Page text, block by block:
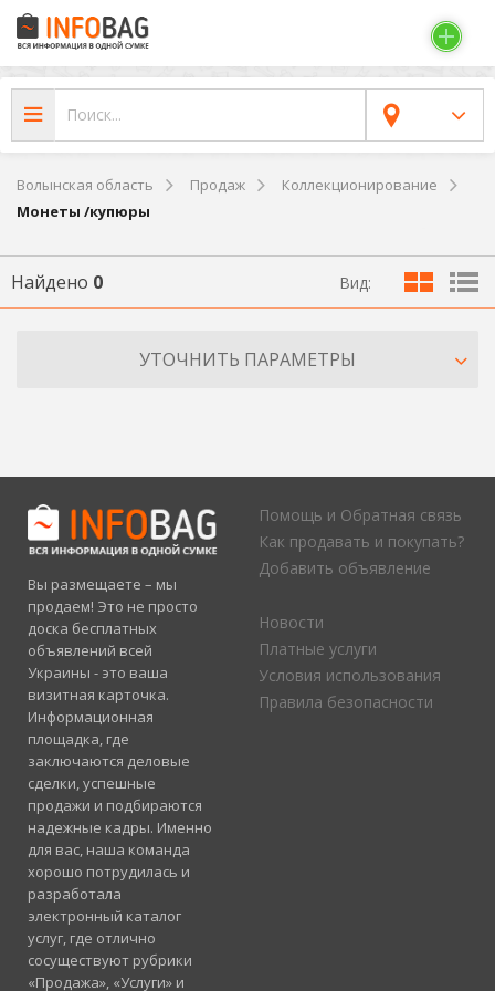
Волынская область Продаж
Коллекционирование
Монеты /купюры
Найдено 0 Вид:
УТОЧНИТЬ ПАРАМЕТРЫ
Вы размещаете – мы
продаем! Это не просто
доска бесплатных
объявлений всей
Украины - это ваша
визитная карточка.
Информационная
площадка, где
заключаются деловые
сделки, успешные
продажи и подбираются
надежные кадры. Именно
для вас, наша команда
хорошо потрудилась и
разработала
электронный каталог
услуг, где отлично
сосуществуют рубрики
«Продажа», «Услуги» и
Помощь и Обратная связь
Как продавать и покупать?
Добавить объявление
Новости
Платные услуги
Условия использования
Правила безопасности